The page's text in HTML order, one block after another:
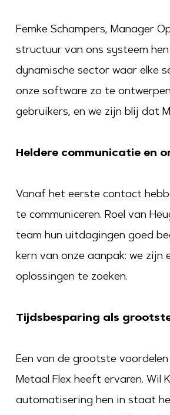
Femke Schampers, Manager
structuur van ons systeem
dynamische sector waar elke
onze software zo te
gebruikers, en we zijn blij dat
Heldere communicatie en
Vanaf het eerste contact
te communiceren. Roel van
team hun uitdagingen goed
kern van onze aanpak: we zijn
oplossingen te zoeken.
Tijdsbesparing als
Een van de grootste
Metaal Flex heeft ervaren. Wil
automatisering hen in staat